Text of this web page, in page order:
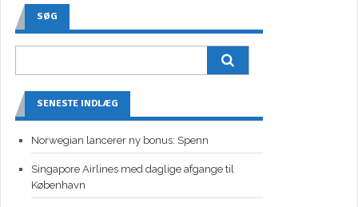
SØG
SENESTE INDLÆG
Norwegian lancerer ny bonus: Spenn
Singapore Airlines med daglige afgange til
København